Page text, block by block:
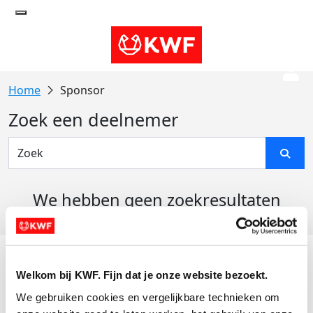
Welkom bij KWF. Fijn dat je onze website bezoekt.
We gebruiken cookies en vergelijkbare technieken om
Sponsor
Zoek een deelnemer
We hebben geen zoekresultaten
Actiematerialen
Evenementen